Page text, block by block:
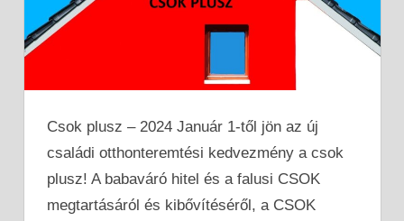
Csok plusz – 2024 Január 1-től jön az új
családi otthonteremtési kedvezmény a csok
plusz! A babaváró hitel és a falusi CSOK
megtartásáról és kibővítéséről, a CSOK